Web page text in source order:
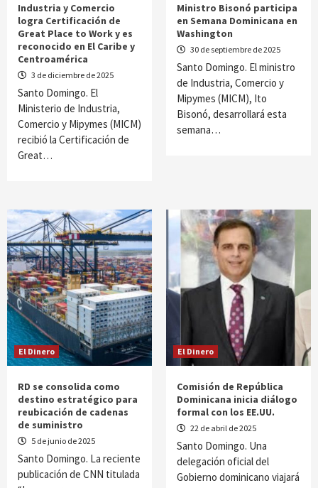
Industria y Comercio
logra Certificación de
Great Place to Work y es
reconocido en El Caribe y
Centroamérica
3 de diciembre de 2025
Santo Domingo. El
Ministerio de Industria,
Comercio y Mipymes (MICM)
recibió la Certificación de
Great…
Ministro Bisonó participa
en Semana Dominicana en
Washington
30 de septiembre de 2025
Santo Domingo. El ministro
de Industria, Comercio y
Mipymes (MICM), Ito
Bisonó, desarrollará esta
semana…
El Dinero
RD se consolida como
destino estratégico para
reubicación de cadenas
de suministro
5 de junio de 2025
Santo Domingo. La reciente
publicación de CNN titulada
El Dinero
Comisión de República
Dominicana inicia diálogo
formal con los EE.UU.
22 de abril de 2025
Santo Domingo. Una
delegación oficial del
Gobierno dominicano viajará